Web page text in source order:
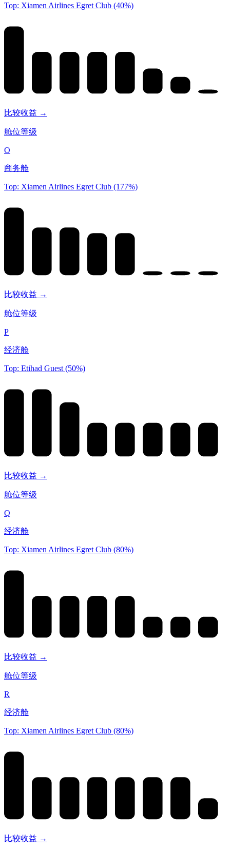
Top: Xiamen Airlines Egret Club (40%)
比较收益 →
舱位等级
O
商务舱
Top: Xiamen Airlines Egret Club (177%)
比较收益 →
舱位等级
P
经济舱
Top: Etihad Guest (50%)
比较收益 →
舱位等级
Q
经济舱
Top: Xiamen Airlines Egret Club (80%)
比较收益 →
舱位等级
R
经济舱
Top: Xiamen Airlines Egret Club (80%)
比较收益 →